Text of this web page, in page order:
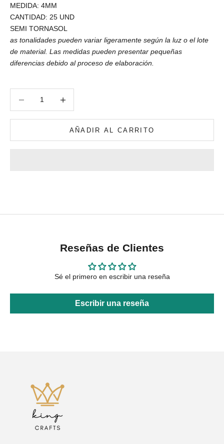
MEDIDA: 4MM
CANTIDAD: 25 UND
SEMI TORNASOL
as tonalidades pueden variar ligeramente según la luz o el lote
de material. Las medidas pueden presentar pequeñas
diferencias debido al proceso de elaboración.
AÑADIR AL CARRITO
Reseñas de Clientes
Sé el primero en escribir una reseña
Escribir una reseña